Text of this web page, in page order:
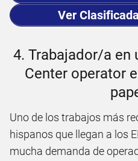
Ver
4. Trabajador/a en
Center operator
Uno de los trabajos más
hispanos que llegan a los
mucha demanda de